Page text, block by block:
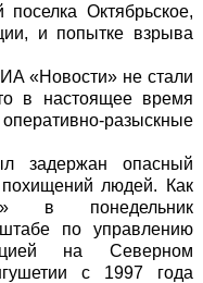
Октябрьское,
и попытке взрыва
«Новости» не стали
в настоящее время
разыскные
задержан опасный
похищений людей. Как
в понедельник
по управлению
на Северном
с 1997 года